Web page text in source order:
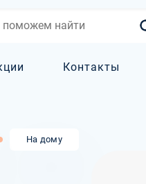
Контакты
На дому